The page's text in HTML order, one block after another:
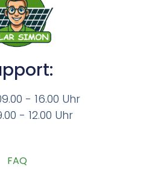
- 16.00 Uhr
- 12.00 Uhr
FAQ